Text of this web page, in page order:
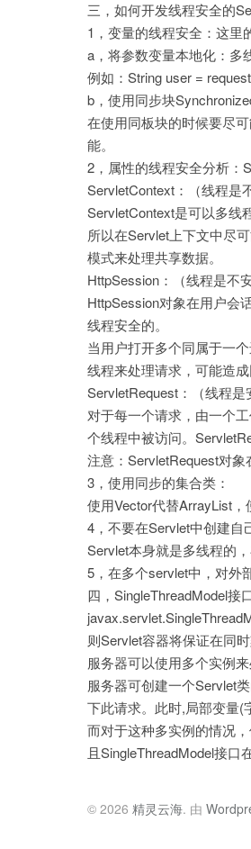
三，如何开发线程安全的
1，变量的线程安全：这里
a，将参数变量本地化：多
例如：String user =
b，使用同步块
在使用同板块的时候要尽
能。
2，属性的线程安全分析：
ServletContext：（线程是
ServletContext是可以多线
所以在Servlet上下文中尽
模式来处理共享数据。
HttpSession：（线程是不
HttpSession对象在用户会
线程安全的。
当用户打开多个同属于一
线程来处理请求，可能造
ServletRequest：（线程是
对于每一个请求，由一个
个线程中被访问。
注意：ServletRequest对
3，使用同步的集合类：
使用Vector代替ArrayList，
4，不要在Servlet中创建自
Servlet本身就是多线程的
5，在多个servlet中，对外
四，SingleThreadModel接
则Servlet容器将保证在同
服务器可以使用多个实例
服务器可创建一个Servlet
下此请求。此时,局部变量(
而对于这种多实例的情况
且SingleThreadModel接口
© 2026 精灵云海. 由